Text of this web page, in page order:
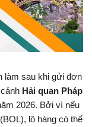
làm sau khi gửi đơn
2026. Bởi vì nếu
lô hàng có thể